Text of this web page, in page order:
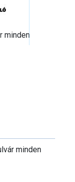
minden
minden